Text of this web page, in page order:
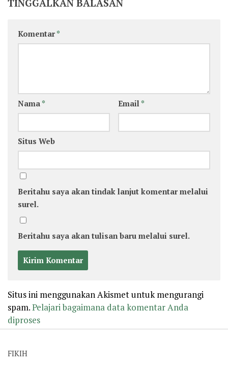
TINGGALKAN BALASAN
Komentar*
Nama * Email *
Situs Web
Beritahu saya akan tindak lanjut komentar melalui
surel.
Beritahu saya akan tulisan baru melalui surel.
Situs ini menggunakan Akismet untuk mengurangi
spam.Pelajari bagaimana data komentar Anda
diproses
FIKIH